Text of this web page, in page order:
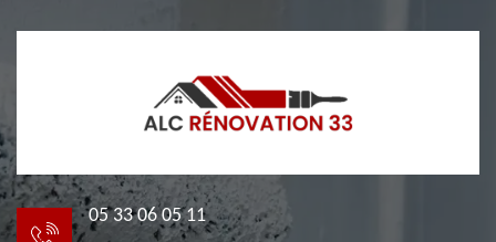
05 33 06 05 11